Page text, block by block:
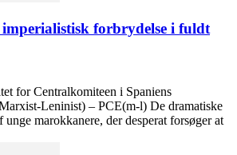
forbrydelse i fuldt
for Centralkomiteen i Spaniens
Leninist) – PCE(m-l) De dramatiske
unge marokkanere, der desperat forsøger at